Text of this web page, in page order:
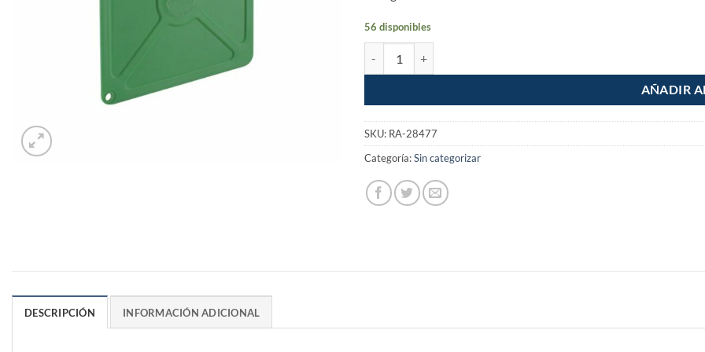
56 disponibles
AÑADIR
SKU: RA-28477
Categoría:Sin categorizar
DESCRIPCIÓN INFORMACIÓN ADICIONAL